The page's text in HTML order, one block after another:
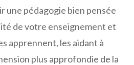
une pédagogie bien pensée
de votre enseignement et
apprennent, les aidant à
plus approfondie de la